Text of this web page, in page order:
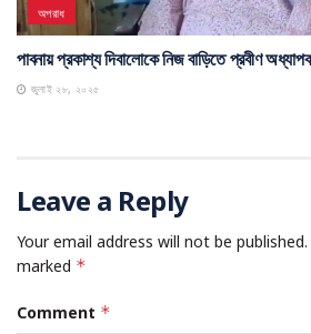
অপরাধ
পাবনায় প্রকাশ্য দিবালোকে নিজ বাড়িতে প্রবীণ
জুলাই ২৮, ২০২৫
Leave a Reply
Your email address will not be published.
marked *
Comment *